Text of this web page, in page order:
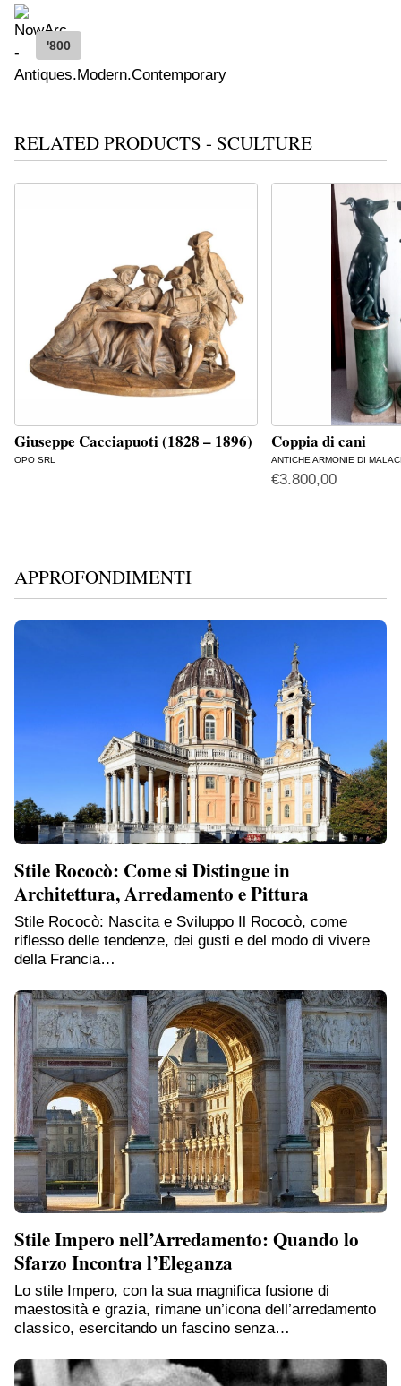
'800
RELATED PRODUCTS - SCULTURE
Giuseppe Cacciapuoti (1828 – 1896)
OPO SRL
Coppia di cani
ANTICHE ARMONIE DI
€3.800,00
APPROFONDIMENTI
Stile Rococò: Come si Distingue in
Architettura, Arredamento e Pittura
Stile Rococò: Nascita e Sviluppo Il Rococò, come
riflesso delle tendenze, dei gusti e del modo di vivere
della Francia…
Stile Impero nell’Arredamento: Quando lo
Sfarzo Incontra l’Eleganza
Lo stile Impero, con la sua magnifica fusione di
maestosità e grazia, rimane un’icona dell’arredamento
classico, esercitando un fascino senza…